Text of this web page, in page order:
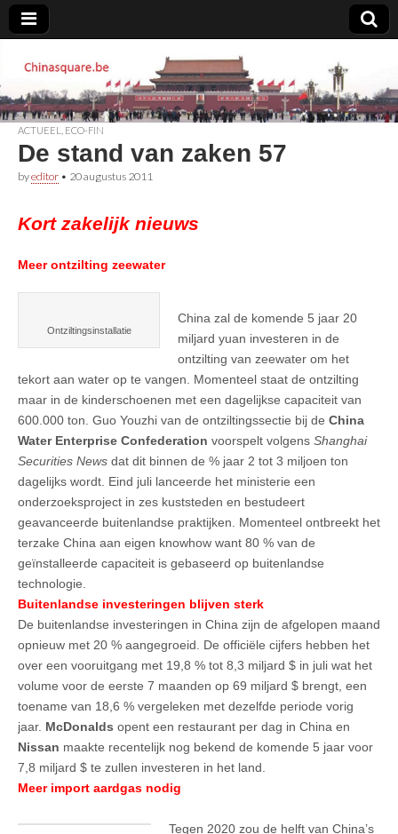
Chinasquare.be
ACTUEEL ECO-FIN
De stand van zaken 57
byeditor • 20 augustus 2011
Kort zakelijk nieuws
Meer ontzilting zeewater
Ontziltingsinstallatie
China zal de komende 5 jaar 20
miljard yuan investeren in de
ontzilting van zeewater om het
tekort aan water op te vangen. Momenteel staat de ontzilting
maar in de kinderschoenen met een dagelijkse capaciteit van
600.000 ton. Guo Youzhi van de ontziltingssectie bij de China
Water Enterprise Confederation voorspelt volgens Shanghai
Securities News dat dit binnen de % jaar 2 tot 3 miljoen ton
dagelijks wordt. Eind juli lanceerde het ministerie een
onderzoeksproject in zes kuststeden en bestudeert
geavanceerde buitenlandse praktijken. Momenteel ontbreekt het
terzake China aan eigen knowhow want 80 % van de
geïnstalleerde capaciteit is gebaseerd op buitenlandse
technologie.
Buitenlandse investeringen blijven sterk
De buitenlandse investeringen in China zijn de afgelopen maand
opnieuw met 20 % aangegroeid. De officiële cijfers hebben het
over een vooruitgang met 19,8 % tot 8,3 miljard $ in juli wat het
volume voor de eerste 7 maanden op 69 miljard $ brengt, een
toename van 18,6 % vergeleken met dezelfde periode vorig
jaar. McDonalds opent een restaurant per dag in China en
Nissan maakte recentelijk nog bekend de komende 5 jaar voor
7,8 miljard $ te zullen investeren in het land.
Meer import aardgas nodig
Tegen 2020 zou de helft van China’s